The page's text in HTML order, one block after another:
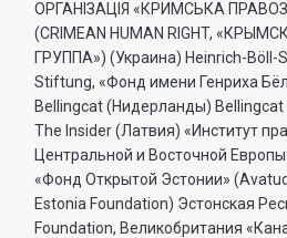
ОРГАНIЗАЦIЯ «КРИМСЬКА
(CRIMEAN HUMAN RIGHT,
ГРУППА») (Украина) Heinrich-Böll-
Stiftung, «Фонд имени Генриха
Bellingcat (Нидерланды) Bellingcat
The Insider (Латвия) «Институт
Центральной и Восточной
«Фонд Открытой Эстонии»
Estonia Foundation) Эстонская
Foundation, Великобритания